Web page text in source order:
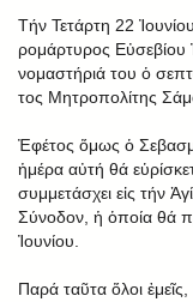
Τήν Τετάρτη 22
ρο­μάρ­τυ­ρος
νο­μα­στή­ριά του ὁ
τος Μη­τρο­πο­λί­της
Ἐφέτος ὅμως ὁ
ἡμέρα αὐτή θά
συμμετάσχει εἰς τήν
Σύνοδον, ἡ ὁποία θά
Ἰουνίου.
Παρά ταῦτα ὅλοι